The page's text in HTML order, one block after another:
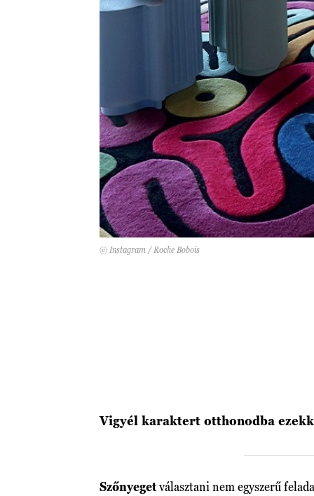
© Instagram / Roche Bobois
Vigyél karaktert otthonodba
Szőnyegetválasztani nem egyszerű